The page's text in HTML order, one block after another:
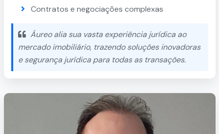
Contratos e negociações complexas
Áureo alia sua vasta experiência jurídica ao
mercado imobiliário, trazendo soluções inovadoras
e segurança jurídica para todas as transações.